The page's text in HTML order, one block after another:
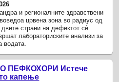
и регионалните здравствени
црвена зона во радиус од
страни на дефектот сè
лабораториските анализи за
водата.
ПЕФКОХОРИ Истече
капење